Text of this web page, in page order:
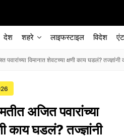
देश शहरे लाइफस्टाइल विदेश
विमानात शेवटच्या क्षणी काय घडलं?
अजित पवारांच्या
काय घडलं? तज्ज्ञांनी